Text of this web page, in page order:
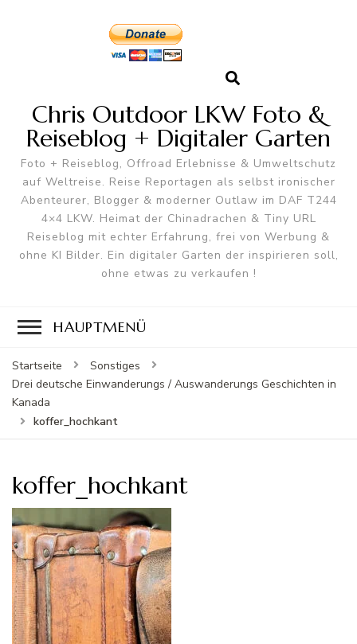
Chris Outdoor LKW Foto &
Reiseblog + Digitaler Garten
Foto + Reiseblog, Offroad Erlebnisse & Umweltschutz
auf Weltreise. Reise Reportagen als selbst ironischer
Abenteurer, Blogger & moderner Outlaw im DAF T244
4×4 LKW. Heimat der Chinadrachen & Tiny URL
Reiseblog mit echter Erfahrung, frei von Werbung &
ohne KI Bilder. Ein digitaler Garten der inspirieren soll,
ohne etwas zu verkaufen !
HAUPTMENÜ
Startseite
Sonstiges
Drei deutsche Einwanderungs / Auswanderungs Geschichten in
Kanada
koffer_hochkant
koffer_hochkant